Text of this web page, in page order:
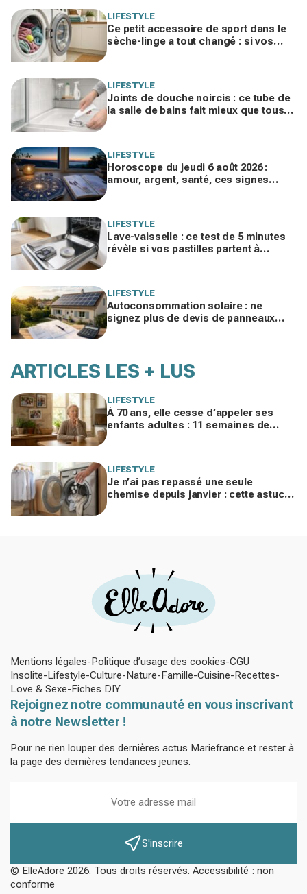
LIFESTYLE
Ce petit accessoire de sport dans le
sèche-linge a tout changé : si vos
LIFESTYLE
Joints de douche noircis : ce tube de
la salle de bains fait mieux que tous
LIFESTYLE
Horoscope du jeudi 6 août 2026 :
amour, argent, santé, ces signes
LIFESTYLE
Lave-vaisselle : ce test de 5 minutes
révèle si vos pastilles partent à
LIFESTYLE
Autoconsommation solaire : ne
signez plus de devis de panneaux
ARTICLES LES + LUS
LIFESTYLE
À 70 ans, elle cesse d’appeler ses
enfants adultes : 11 semaines de
LIFESTYLE
Je n’ai pas repassé une seule
chemise depuis janvier : cette astuce
Mentions légales Politique d’usage des cookies CGU
Insolite Lifestyle Culture Nature Famille Cuisine Recettes
Love & Sexe Fiches DIY
Rejoignez notre communauté en vous inscrivant
à notre Newsletter !
Pour ne rien louper des dernières actus Mariefrance et rester à
la page des dernières tendances jeunes.
S'inscrire
© ElleAdore 2026. Tous droits réservés. Accessibilité : non
conforme